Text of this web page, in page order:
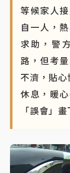
等候家人
自一人，
求助，警
路，但考
不濟，貼
休息，暖
「誤會」